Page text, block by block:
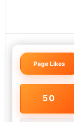
Page Likes
50